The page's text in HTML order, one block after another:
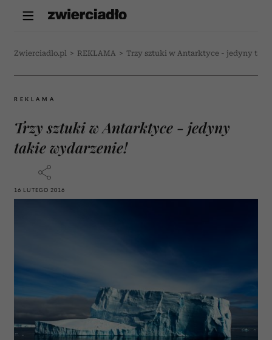
Zwierciadlo.pl > REKLAMA > Trzy sztuki w Antarktyce - jedyny
REKLAMA
Trzy sztuki w Antarktyce - jedyny
takie wydarzenie!
16 LUTEGO 2016